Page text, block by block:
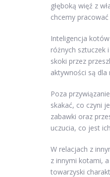
głęboką więź z
chcemy
Inteligencja
różnych sztuczek
skoki przez
aktywności są
Poza
skakać, co czyni
zabawki oraz
uczucia, co jest
W relacjach z
z innymi kotami,
towarzyski